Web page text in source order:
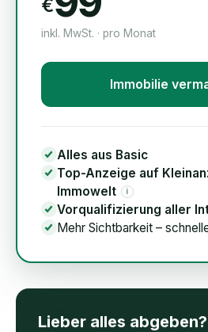
€
inkl. MwSt. · pro Monat
Immobilie
Alles aus Basic
Top-Anzeige auf
Immowelt
i
Vorqualifizierung aller
Mehr Sichtbarkeit –
Lieber alles